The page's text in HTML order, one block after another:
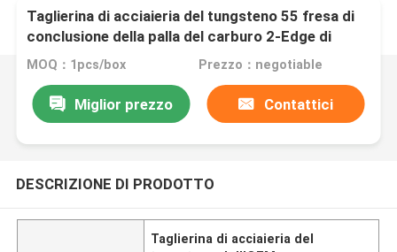
Taglierina di acciaieria del tungsteno 55 fresa di
conclusione della palla del carburo 2-Edge di
grado
MOQ：1pcs/box Prezzo：negotiable
Miglior prezzo Contattici
DESCRIZIONE DI PRODOTTO
Taglierina di acciaieria del